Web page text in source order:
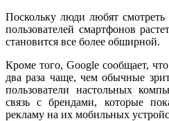
Поскольку люди любят смотреть
пользователей смартфонов
становится все более обширной.
Кроме того, Google сообщает,
два раза чаще, чем обычные
пользователи настольных
связь с брендами, которые
рекламу на их мобильных